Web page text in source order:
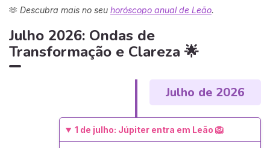
🫶 Descubra mais no seu horóscopo anual de Leão.
Julho 2026: Ondas de
Transformação e Clareza 🌟
Julho de 2026
1 de julho: Júpiter entra em Leão 🦁